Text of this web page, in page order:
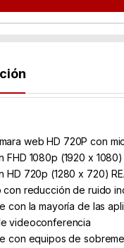
web HD 720P con
FHD 1080p (1920 x
HD 720p (1280 x 720)
con reducción de ruido
con la mayoría de las
videoconferencia
con equipos de